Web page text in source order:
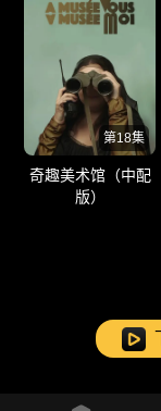
第18集
奇趣美术馆（中配
版）